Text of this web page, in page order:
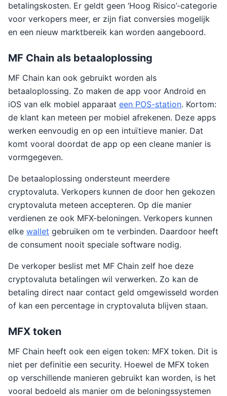
betalingskosten. Er geldt geen ‘Hoog Risico’-categorie
voor verkopers meer, er zijn fiat conversies mogelijk
en een nieuw marktbereik kan worden aangeboord.
MF Chain als betaaloplossing
MF Chain kan ook gebruikt worden als
betaaloplossing. Zo maken de app voor Android en
iOS van elk mobiel apparaat een POS-station. Kortom:
de klant kan meteen per mobiel afrekenen. Deze apps
werken eenvoudig en op een intuïtieve manier. Dat
komt vooral doordat de app op een cleane manier is
vormgegeven.
De betaaloplossing ondersteunt meerdere
cryptovaluta. Verkopers kunnen de door hen gekozen
cryptovaluta meteen accepteren. Op die manier
verdienen ze ook MFX-beloningen. Verkopers kunnen
elke wallet gebruiken om te verbinden. Daardoor heeft
de consument nooit speciale software nodig.
De verkoper beslist met MF Chain zelf hoe deze
cryptovaluta betalingen wil verwerken. Zo kan de
betaling direct naar contact geld omgewisseld worden
of kan een percentage in cryptovaluta blijven staan.
MFX token
MF Chain heeft ook een eigen token: MFX token. Dit is
niet per definitie een security. Hoewel de MFX token
op verschillende manieren gebruikt kan worden, is het
vooral bedoeld als manier om de beloningssystemen